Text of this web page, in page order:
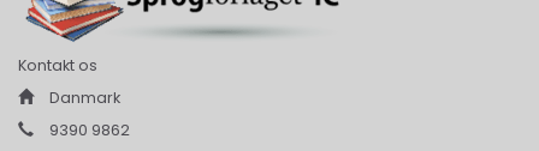
Kontakt os
Danmark
9390 9862